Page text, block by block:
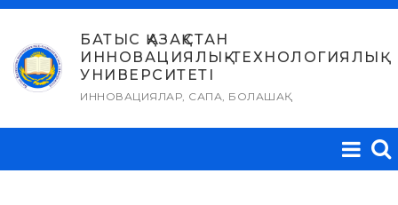
Skip
content
БАТЫС ҚАЗАҚСТАН
ИННОВАЦИЯЛЫҚ-ТЕХНОЛОГИЯЛЫҚ
УНИВЕРСИТЕТІ
ИННОВАЦИЯЛАР, САПА, БОЛАШАҚ